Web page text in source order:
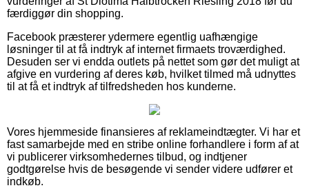
færdiggør din shopping.
Facebook præsterer ydermere egentlig uafhængige
løsninger til at få indtryk af internet firmaets troværdighed.
Desuden ser vi endda outlets på nettet som gør det muligt at
afgive en vurdering af deres køb, hvilket tilmed må udnyttes
til at få et indtryk af tilfredsheden hos kunderne.
Vores hjemmeside finansieres af reklameindtægter. Vi har et
fast samarbejde med en stribe online forhandlere i form af at
vi publicerer virksomhedernes tilbud, og indtjener
godtgørelse hvis de besøgende vi sender videre udfører et
indkøb.